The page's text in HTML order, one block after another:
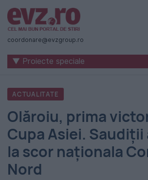
Știri
naționale
internaționale
România
-
Evenimentul
Zilei
coordonare@evzgroup.ro
▼ Proiecte speciale
ACTUALITATE
Olăroiu, prima
Cupa Asiei.
la scor naționala
Nord